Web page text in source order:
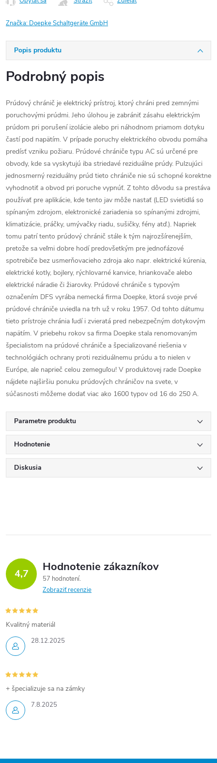
Značka: Doepke Schaltgeräte GmbH
Popis produktu
Podrobný popis
Prúdový chránič je elektrický prístroj, ktorý chráni pred zemnými
poruchovými prúdmi. Jeho úlohou je zabrániť zásahu elektrickým
prúdom pri porušení izolácie alebo pri náhodnom priamom dotyku
častí pod napätím. V prípade poruchy elektrického obvodu pomáha
predísť vzniku požiaru. Prúdové chrániče typu AC sú určené pre
obvody, kde sa vyskytujú iba striedavé reziduálne prúdy. Pulzujúci
jednosmerný reziduálny prúd tieto chrániče nie sú schopné korektne
vyhodnotiť a obvod pri poruche vypnúť. Z tohto dôvodu sa prestáva
používať pre aplikácie, kde tento jav môže nastať (LED svietidlá so
spínaným zdrojom, elektronické zariadenia so spínanými zdrojmi,
klimatizácie, práčky, umývačky riadu, sušičky, fény atď.). Napriek
tomu patrí tento prúdový chránič stále k tým najrozšírenejším,
pretože sa veľmi dobre hodí predovšetkým pre jednofázové
spotrebiče bez usmerňovacieho zdroja ako napr. elektrické kúrenia,
elektrické kotly, bojlery, rýchlovarné kanvice, hriankovače alebo
elektrické náradie či žiarovky. Prúdové chrániče s typovým
označením DFS vyrába nemecká firma Doepke, ktorá svoje prvé
prúdové chrániče uviedla na trh už v roku 1957. Od tohto dátumu
tieto prístroje chránia ľudí i zvieratá pred nebezpečným dotykovým
napätím. V priebehu rokov sa firma Doepke stala renomovaným
špecialistom na prúdové chrániče a špecializované riešenia v
technológiách ochrany proti reziduálnemu prúdu a to nielen v
Európe, ale naprieč celou zemeguľou! V produktovej rade Doepke
nájdete najširšiu ponuku prúdových chráničov na svete, v
súčasnosti môžeme dodať viac ako 1600 typov od 16 do 250 A.
Parametre produktu
Hodnotenie
Diskusia
4,7 Hodnotenie zákazníkov
57 hodnotení
Zobraziť recenzie
28.12.2025
Kvalitný materiál
7.8.2025
+ špecializuje sa na zámky